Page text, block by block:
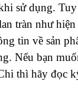
sử dụng.
tràn như
tin về sản
Nếu bạn
thì hãy đọc